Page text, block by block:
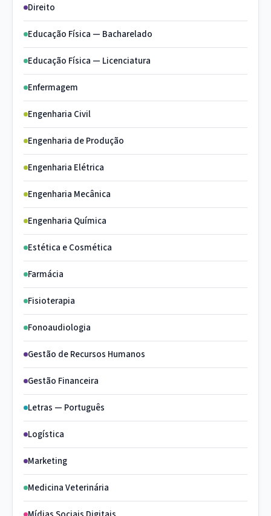
Direito
Educação Física — Bacharelado
Educação Física — Licenciatura
Enfermagem
Engenharia Civil
Engenharia de Produção
Engenharia Elétrica
Engenharia Mecânica
Engenharia Química
Estética e Cosmética
Farmácia
Fisioterapia
Fonoaudiologia
Gestão de Recursos Humanos
Gestão Financeira
Letras — Português
Logística
Marketing
Medicina Veterinária